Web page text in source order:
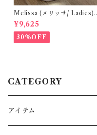
Melissa (メリッサ/ Ladies)
Papete +Rider / White
¥9,625
30%OFF
CATEGORY
アイテム